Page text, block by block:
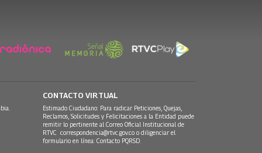
CONTACTO VIRTUAL
Estimado Ciudadano: Para radicar Peticiones, Quejas,
Reclamos, Solicitudes y Felicitaciones a la Entidad puede
remitir lo pertinente al Correo Oficial Institucional de
RTVC correspondencia@rtvc.gov.co o diligenciar el
formulario en línea: Contacto PQRSD.